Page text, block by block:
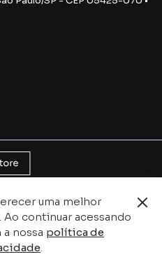
uma melhor
continuar acessando
nossa política de
.